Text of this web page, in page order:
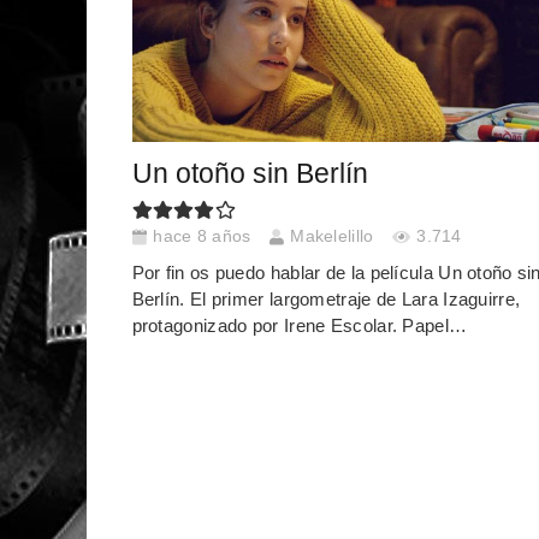
Un otoño sin Berlín
hace 8 años Makelelillo 3.714
Por fin os puedo hablar de la película Un otoño
Berlín. El primer largometraje de Lara Izaguirre,
protagonizado por Irene Escolar. Papel…